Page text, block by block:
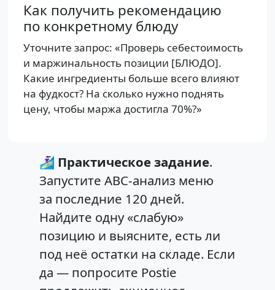
Как получить рекомендацию
по конкретному блюду
Уточните запрос: «Проверь себестоимость
и маржинальность позиции [БЛЮДО].
Какие ингредиенты больше всего влияют
на фудкост? На сколько нужно поднять
цену, чтобы маржа достигла 70%?»
🏄🏻‍♀️ Практическое задание.
Запустите ABC-анализ меню
за последние 120 дней.
Найдите одну «слабую»
позицию и выясните, есть ли
под неё остатки на складе. Если
да — попросите Postie